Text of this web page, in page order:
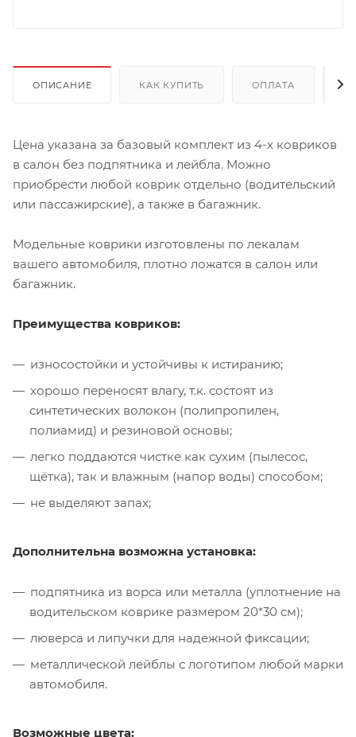
ОПИСАНИЕ КАК КУПИТЬ ОПЛАТА
Цена указана за базовый комплект из 4-х ковриков
в салон без подпятника и лейбла. Можно
приобрести любой коврик отдельно (водительский
или пассажирские), а также в багажник.
Модельные коврики изготовлены по лекалам
вашего автомобиля, плотно ложатся в салон или
багажник.
Преимущества ковриков:
износостойки и устойчивы к истиранию;
хорошо переносят влагу, т.к. состоят из
синтетических волокон (полипропилен,
полиамид) и резиновой основы;
легко поддаются чистке как сухим (пылесос,
щётка), так и влажным (напор воды) способом;
не выделяют запах;
Дополнительна возможна установка:
подпятника из ворса или металла (уплотнение на
водительском коврике размером 20*30 см);
люверса и липучки для надежной фиксации;
металлической лейблы с логотипом любой марки
автомобиля.
Возможные цвета: